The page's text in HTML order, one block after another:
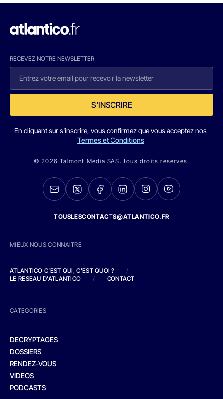
RECEVEZ NOTRE NEWSLETTER
S'INSCRIRE
En cliquant sur s'inscrire, vous confirmez que vous acceptez nos
Termes et Conditions
© 2026 Talmont Media SAS. tous droits réservés.
TOUSLESCONTACTS@ATLANTICO.FR
MIEUX NOUS CONNAITRE
ATLANTICO C'EST QUI, C'EST QUOI ?
/
LE RESEAU D'ATLANTICO
/ CONTACT
CATEGORIES
DECRYPTAGES
DOSSIERS
RENDEZ-VOUS
VIDEOS
PODCASTS